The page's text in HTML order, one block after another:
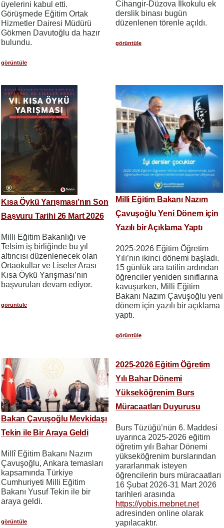
üyelerini kabul etti.
Görüşmede Eğitim Ortak
Hizmetler Dairesi Müdürü
Gökmen Davutoğlu da hazır
bulundu.
görüntüle
Cihangir-Düzova İlkokulu ek
derslik binası bugün
düzenlenen törenle açıldı.
görüntüle
Kısa Öykü Yarışması’nın Son
Başvuru Tarihi 26 Mart 2026
Milli Eğitim Bakanlığı ve
Telsim iş birliğinde bu yıl
altıncısı düzenlenecek olan
Ortaokullar ve Liseler Arası
Kısa Öykü Yarışması’nın
başvuruları devam ediyor.
görüntüle
Milli Eğitim Bakanı Nazım
Çavuşoğlu Yeni Dönem için
Yazılı bir Açıklama Yaptı
2025-2026 Eğitim Öğretim
Yılı’nın ikinci dönemi başladı.
15 günlük ara tatilin ardından
öğrenciler yeniden sınıflarına
kavuşurken, Milli Eğitim
Bakanı Nazım Çavuşoğlu yeni
dönem için yazılı bir açıklama
yaptı.
görüntüle
Bakan Çavuşoğlu Mevkidaşı
Tekin ile Bir Araya Geldi
Millî Eğitim Bakanı Nazım
Çavuşoğlu, Ankara temasları
kapsamında Türkiye
Cumhuriyeti Milli Eğitim
Bakanı Yusuf Tekin ile bir
araya geldi.
görüntüle
2025-2026 Eğitim Öğretim
Yılı Bahar Dönemi
Yükseköğrenim Burs
Müracaatları Duyurusu
Burs Tüzüğü’nün 6. Maddesi
uyarınca 2025-2026 eğitim
öğretim yılı Bahar Dönemi
yükseköğrenim burslarından
yararlanmak isteyen
öğrencilerin burs müracaatları
16 Şubat 2026-31 Mart 2026
tarihleri arasında
https://yobis.mebnet.net
adresinden online olarak
yapılacaktır.